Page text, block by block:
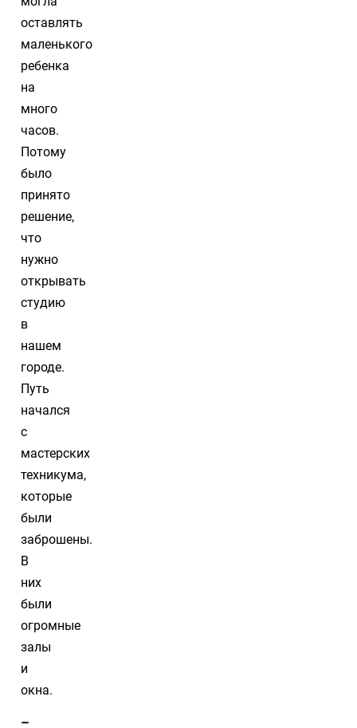
оставлять
маленького
ребенка
на
много
часов.
Потому
было
принято
решение,
что
нужно
открывать
студию
в
нашем
городе.
Путь
начался
с
мастерских
техникума,
которые
были
заброшены.
В
них
были
огромные
залы
и
окна.
–